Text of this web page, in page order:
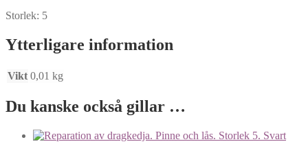
Storlek: 5
Ytterligare information
Vikt 0,01 kg
Du kanske också gillar …